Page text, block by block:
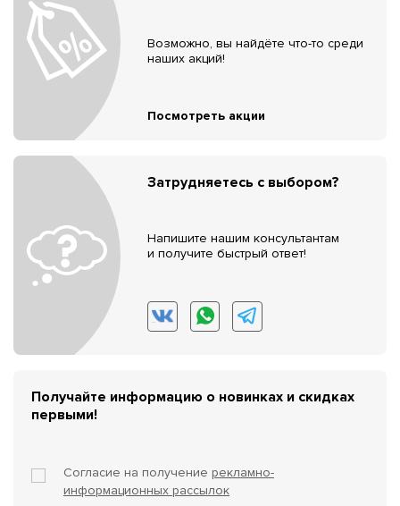
Возможно, вы найдёте что-то среди
наших акций!
Посмотреть акции
Затрудняетесь с выбором?
Напишите нашим консультантам
и получите быстрый ответ!
Получайте информацию о новинках и скидках
первыми!
Согласие на получение рекламно-
информационных рассылок